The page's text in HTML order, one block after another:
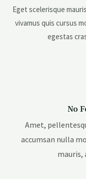
Eget scelerisque
vivamus quis cursus
egestas
No
Amet,
accumsan nulla
mauris,